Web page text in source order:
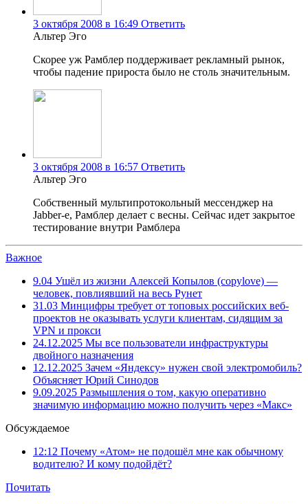
3 октября 2008 в 16:49 Ответить
Альтер Эго
Скорее уж Рамблер поддерживает рекламный рынок,
чтобы падение прироста было не столь значительным.
3 октября 2008 в 16:57 Ответить
Альтер Эго
Собственный мультипротокольный мессенджер на
Jabber-e, Рамблер делает с весны. Сейчас идет закрытое
тестирование внутри Рамблера
Важное
9.04 Ушёл из жизни Алексей Копылов (copylove) —
человек, повлиявший на весь Рунет
31.03 Минцифры требует от топовых российских веб-
проектов не оказывать услуги клиентам, сидящим за
VPN и прокси
24.12.2025 Мы все пользователи инфраструктуры
двойного назначения
12.12.2025 Зачем «Яндексу» нужен свой электромобиль?
Объясняет Юрий Синодов
9.09.2025 Размышления о том, какую оперативно
значимую информацию можно получить через «Макс»
Обсуждаемое
12:12 Почему «Атом» не подошёл мне как обычному
водителю? И кому подойдёт?
Почитать